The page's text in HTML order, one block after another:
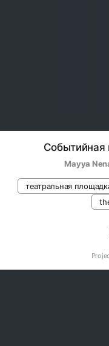
Событийная
Mayya
театральная